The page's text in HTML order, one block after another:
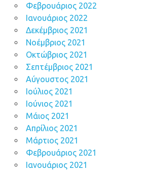
Φεβρουάριος 2022
Ιανουάριος 2022
Δεκέμβριος 2021
Νοέμβριος 2021
Οκτώβριος 2021
Σεπτέμβριος 2021
Αύγουστος 2021
Ιούλιος 2021
Ιούνιος 2021
Μάιος 2021
Απρίλιος 2021
Μάρτιος 2021
Φεβρουάριος 2021
Ιανουάριος 2021